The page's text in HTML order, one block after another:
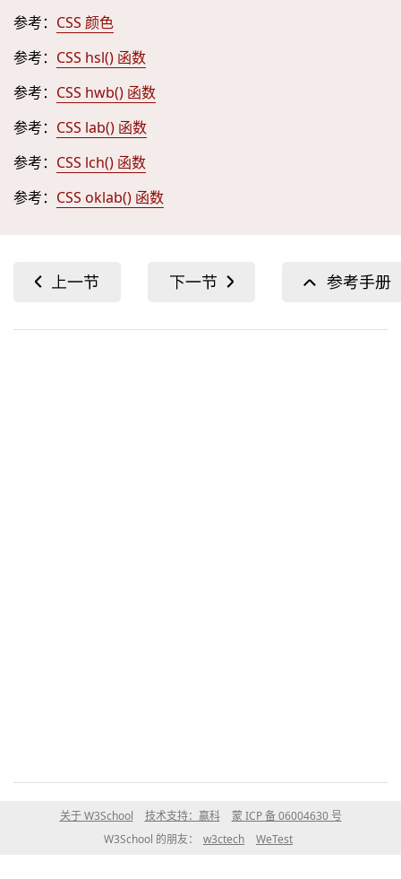
参考： CSS 颜色
参考： CSS hsl() 函数
参考： CSS hwb() 函数
参考： CSS lab() 函数
参考： CSS lch() 函数
参考： CSS oklab() 函数
关于 W3School 技术支持：赢科
蒙 ICP 备 06004630 号
W3School 的朋友：
w3ctech WeTest